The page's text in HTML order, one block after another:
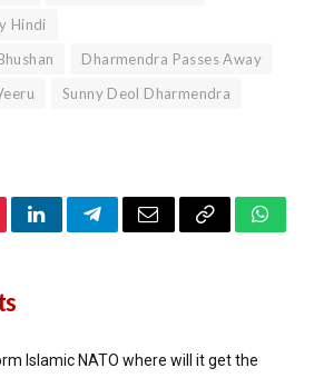
Hindi
Dharmendra Passes Away
Sunny Deol Dharmendra
LinkedInTelegramEmail Copy